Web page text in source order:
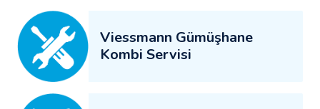
Viessmann Gümüşhane
Kombi Servisi